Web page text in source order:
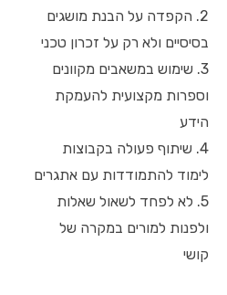
2. הקפדה על הבנת מושגים
בסיסיים ולא רק על זכרון טכני
3. שימוש במשאבים מקוונים
וספרות מקצועית להעמקת
הידע
4. שיתוף פעולה בקבוצות
לימוד להתמודדות עם אתגרים
5. לא לפחד לשאול שאלות
ולפנות למורים במקרה של
קושי